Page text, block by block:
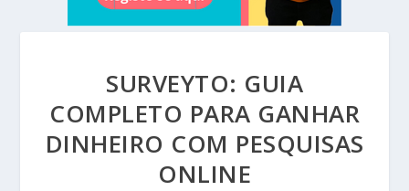
SURVEYTO: GUIA
COMPLETO PARA GANHAR
DINHEIRO COM PESQUISAS
ONLINE